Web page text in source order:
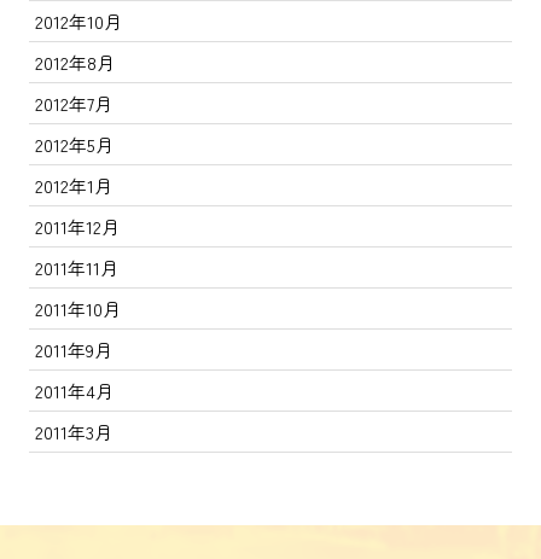
2012年10月
2012年8月
2012年7月
2012年5月
2012年1月
2011年12月
2011年11月
2011年10月
2011年9月
2011年4月
2011年3月